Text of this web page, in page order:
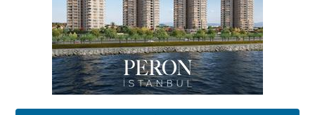
Başkan Sekmen’den Erzurum’a
bir vizyon proje daha!
02 Ağustos 2026 Pazar
Kadir SABUNCUOĞLU
Erzurumspor’un köşe taşları
29 Haziran 2026 Pazartesi